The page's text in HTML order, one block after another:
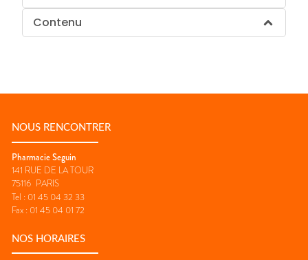
Contenu
NOUS RENCONTRER
Pharmacie Seguin
141 RUE DE LA TOUR
75116 PARIS
Tel : 01 45 04 32 33
Fax : 01 45 04 01 72
NOS HORAIRES